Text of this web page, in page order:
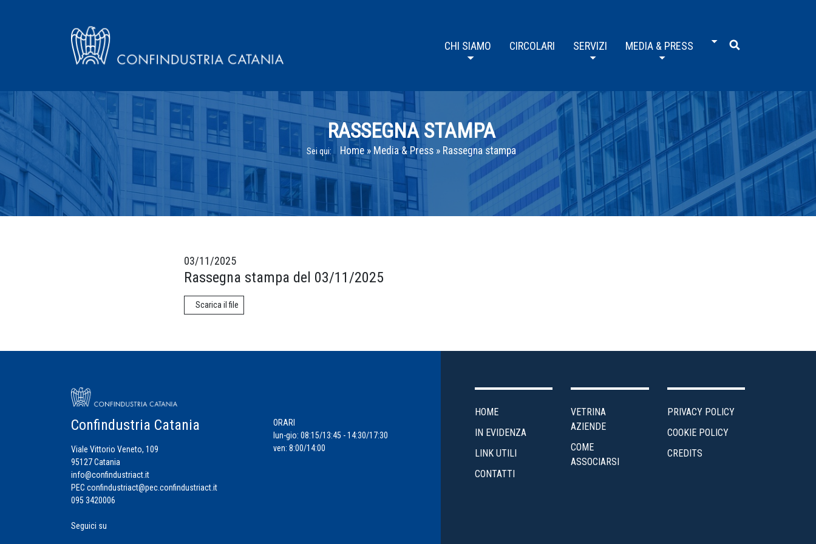
CHI SIAMO CIRCOLARI SERVIZI MEDIA & PRESS
RASSEGNA STAMPA
Sei qui: Home» Media & Press» Rassegna stampa
03/11/2025
Rassegna stampa del 03/11/2025
Scarica il file
Confindustria Catania
Viale Vittorio Veneto, 109
95127 Catania
info@confindustriact.it
PEC confindustriact@pec.confindustriact.it
095 3420006
ORARI
lun-gio: 08:15/13:45 - 14:30/17:30
ven: 8:00/14:00
Seguici su
HOME
IN EVIDENZA
LINK UTILI
CONTATTI
VETRINA
AZIENDE
COME
ASSOCIARSI
PRIVACY POLICY
COOKIE POLICY
CREDITS